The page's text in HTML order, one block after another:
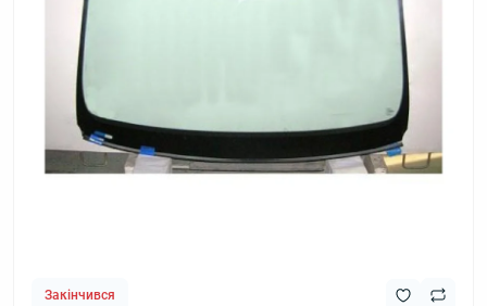
Закінчився